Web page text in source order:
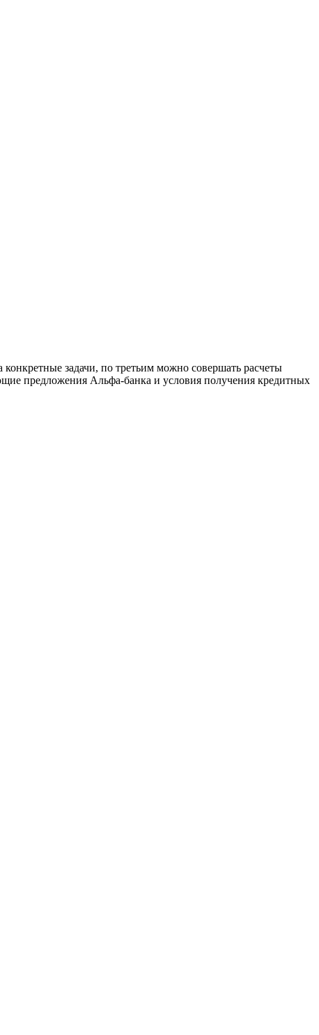
задачи, по третьим можно совершать расчеты
предложения Альфа-банка и условия получения кредитных